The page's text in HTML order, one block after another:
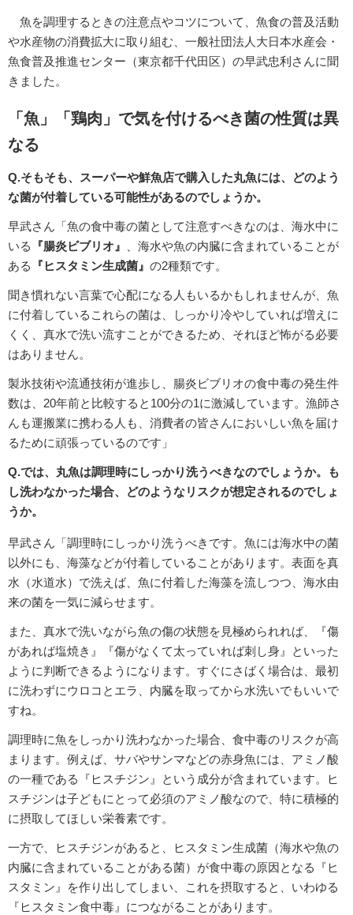
魚を調理するときの注意点やコツについて、魚食の普及活動
や水産物の消費拡大に取り組む、一般社団法人大日本水産会・
魚食普及推進センター（東京都千代田区）の早武忠利さんに聞
きました。
「魚」「鶏肉」で気を付けるべき菌の性質は異
なる
Q.そもそも、スーパーや鮮魚店で購入した丸魚には、どのよう
な菌が付着している可能性があるのでしょうか。
早武さん「魚の食中毒の菌として注意すべきなのは、海水中に
いる
『腸炎ビブリオ』
、海水や魚の内臓に含まれていることが
ある
『ヒスタミン生成菌』 の2種類です。
聞き慣れない言葉で心配になる人もいるかもしれませんが、魚
に付着しているこれらの菌は、しっかり冷やしていれば増えに
くく、真水で洗い流すことができるため、それほど怖がる必要
はありません。
製氷技術や流通技術が進歩し、腸炎ビブリオの食中毒の発生件
数は、20年前と比較すると100分の1に激減しています。漁師さ
んも運搬業に携わる人も、消費者の皆さんにおいしい魚を届け
るために頑張っているのです」
Q.では、丸魚は調理時にしっかり洗うべきなのでしょうか。も
し洗わなかった場合、どのようなリスクが想定されるのでしょ
うか。
早武さん「調理時にしっかり洗うべきです。魚には海水中の菌
以外にも、海藻などが付着していることがあります。表面を真
水（水道水）で洗えば、魚に付着した海藻を流しつつ、海水由
来の菌を一気に減らせます。
また、真水で洗いながら魚の傷の状態を見極められれば、『傷
があれば塩焼き』『傷がなくて太っていれば刺し身』といった
ように判断できるようになります。すぐにさばく場合は、最初
に洗わずにウロコとエラ、内臓を取ってから水洗いでもいいで
すね。
調理時に魚をしっかり洗わなかった場合、食中毒のリスクが高
まります。例えば、サバやサンマなどの赤身魚には、アミノ酸
の一種である『ヒスチジン』という成分が含まれています。ヒ
スチジンは子どもにとって必須のアミノ酸なので、特に積極的
に摂取してほしい栄養素です。
一方で、ヒスチジンがあると、ヒスタミン生成菌（海水や魚の
内臓に含まれていることがある菌）が食中毒の原因となる『ヒ
スタミン』を作り出してしまい、これを摂取すると、いわゆる
『ヒスタミン食中毒』につながることがあります。